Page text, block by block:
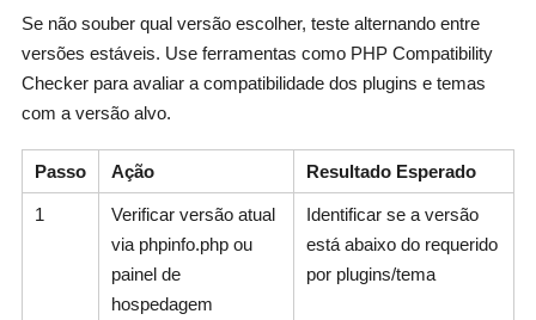
Se não souber qual versão escolher, teste alternando entre
versões estáveis. Use ferramentas como PHP Compatibility
Checker para avaliar a compatibilidade dos plugins e temas
com a versão alvo.
Passo Ação Resultado Esperado
1
Verificar versão atual
via phpinfo.php ou
painel de
hospedagem
Identificar se a versão
está abaixo do requerido
por plugins/tema